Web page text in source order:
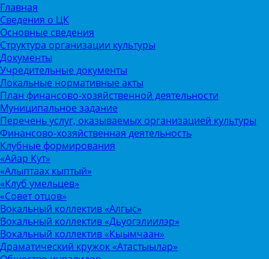
Главная
Сведения о ЦК
Основные сведения
Структура организации культуры
Документы
Учредительные документы
Локальные нормативные акты
План финансово-хозяйственной деятельности
Муниципальное задание
Перечень услуг, оказываемых организацией культуры
Финансово-хозяйственная деятельность
Клубные формирования
«Айар Кут»
«Алыптаах кыптый»
«Клуб умельцев»
«Совет отцов»
Вокальный коллектив «Алгыс»
Вокальный коллектив «Дьуогэлиилэр»
Вокальный коллектив «Кыымчаан»
Драматический кружок «Атастыылар»